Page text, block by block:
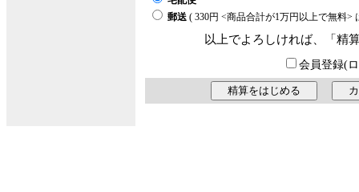
郵送 ( 330円 <商品合計が1万円以上で無料>
以上でよろしければ、「精
会員登録(